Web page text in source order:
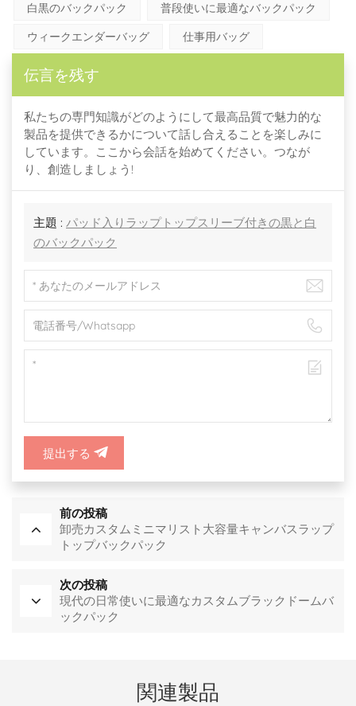
白黒のバックパック
普段使いに最適なバックパック
ウィークエンダーバッグ
仕事用バッグ
伝言を残す
私たちの専門知識がどのようにして最高品質で魅力的な
製品を提供できるかについて話し合えることを楽しみに
しています。ここから会話を始めてください。つなが
り、創造しましょう!
主題 : パッド入りラップトップスリーブ付きの黒と白
のバックパック
提出する
前の投稿
卸売カスタムミニマリスト大容量キャンバスラップ
トップバックパック
次の投稿
現代の日常使いに最適なカスタムブラックドームバ
ックパック
関連製品